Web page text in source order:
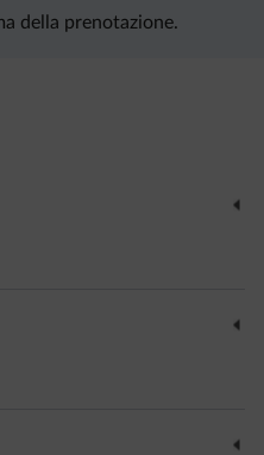
della prenotazione.